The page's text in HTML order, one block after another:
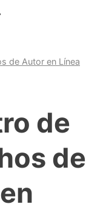
de Autor en Línea
de
de